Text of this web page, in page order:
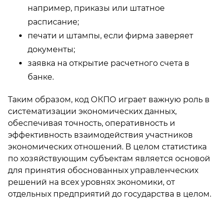
например, приказы или штатное
расписание;
печати и штампы, если фирма заверяет
документы;
заявка на открытие расчетного счета в
банке.
Таким образом, код ОКПО играет важную роль в
систематизации экономических данных,
обеспечивая точность, оперативность и
эффективность взаимодействия участников
экономических отношений. В целом статистика
по хозяйствующим субъектам является основой
для принятия обоснованных управленческих
решений на всех уровнях экономики, от
отдельных предприятий до государства в целом.